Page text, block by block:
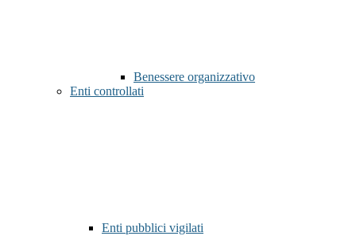
Benessere organizzativo
Enti controllati
Enti pubblici vigilati